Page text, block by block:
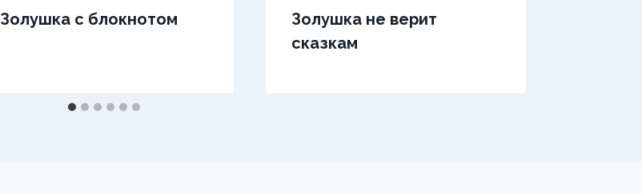
Золушка с блокнотом
Золушка не верит
сказкам